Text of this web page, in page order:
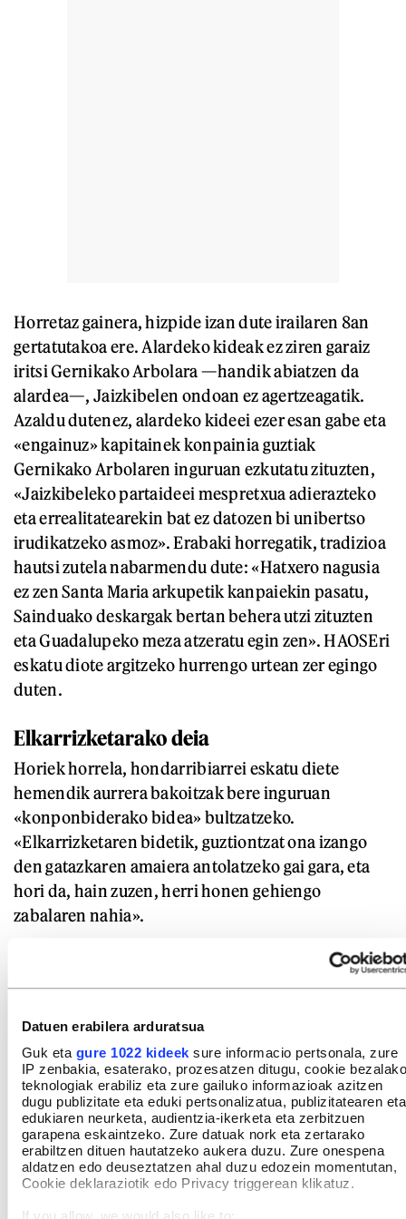
Datuen erabilera arduratsua
Guk eta gure 1022 kideek sure informacio pertsonala, zure
IP zenbakia, esaterako, prozesatzen ditugu, cookie bezalako
teknologiak erabiliz eta zure gailuko informazioak azitzen
dugu publizitate eta eduki pertsonalizatua, publizitatearen eta
edukiaren neurketa, audientzia-ikerketa eta zerbitzuen
garapena eskaintzeko. Zure datuak nork eta zertarako
erabiltzen dituen hautatzeko aukera duzu. Zure onespena
aldatzen edo deuseztatzen ahal duzu edozein momentutan,
Cookie deklaraziotik edo Privacy triggerean klikatuz.
If you allow, we would also like to:
Horretaz gainera, hizpide izan dute irailaren 8an
gertatutakoa ere. Alardeko kideak ez ziren garaiz
iritsi Gernikako Arbolara —handik abiatzen da
alardea—, Jaizkibelen ondoan ez agertzeagatik.
Azaldu dutenez, alardeko kideei ezer esan gabe eta
«engainuz» kapitainek konpainia guztiak
Gernikako Arbolaren inguruan ezkutatu zituzten,
«Jaizkibeleko partaideei mespretxua adierazteko
eta errealitatearekin bat ez datozen bi unibertso
irudikatzeko asmoz». Erabaki horregatik, tradizioa
hautsi zutela nabarmendu dute: «Hatxero nagusia
ez zen Santa Maria arkupetik kanpaiekin pasatu,
Sainduako deskargak bertan behera utzi zituzten
eta Guadalupeko meza atzeratu egin zen». HAOSEri
eskatu diote argitzeko hurrengo urtean zer egingo
duten.
Elkarrizketarako deia
Horiek horrela, hondarribiarrei eskatu diete
hemendik aurrera bakoitzak bere inguruan
«konponbiderako bidea» bultzatzeko.
«Elkarrizketaren bidetik, guztiontzat ona izango
den gatazkaren amaiera antolatzeko gai gara, eta
hori da, hain zuzen, herri honen gehiengo
zabalaren nahia».